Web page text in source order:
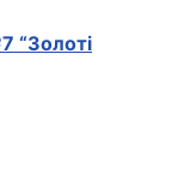
“Золоті